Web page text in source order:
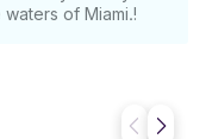
para cualquier
of Miami.!